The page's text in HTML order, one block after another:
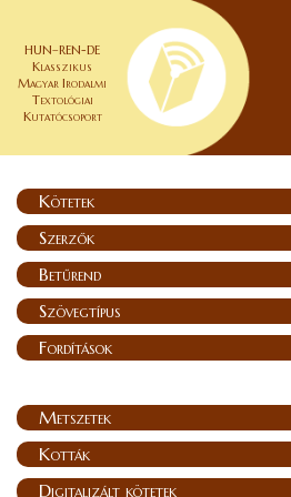
HUN–REN-DE
Klasszikus
Magyar Irodalmi
Textológiai
Kutatócsoport
Kötetek
Szerzők
Betűrend
Szövegtípus
Fordítások
Metszetek
Kották
Digitalizált kötetek